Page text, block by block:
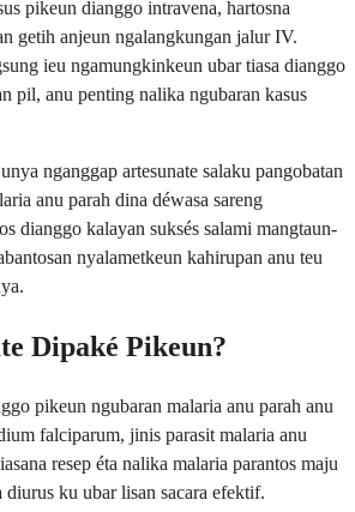
pikeun dianggo intravena, hartosna
getih anjeun ngalangkungan jalur IV.
ieu ngamungkinkeun ubar tiasa dianggo
pil, anu penting nalika ngubaran kasus
nganggap artesunate salaku pangobatan
anu parah dina déwasa sareng
dianggo kalayan suksés salami mangtaun-
nyalametkeun kahirupan anu teu
Dipaké Pikeun?
pikeun ngubaran malaria anu parah anu
falciparum, jinis parasit malaria anu
resep éta nalika malaria parantos maju
diurus ku ubar lisan sacara efektif.